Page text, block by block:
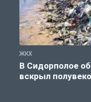
ЖКХ
В Сидорполое
вскрыл